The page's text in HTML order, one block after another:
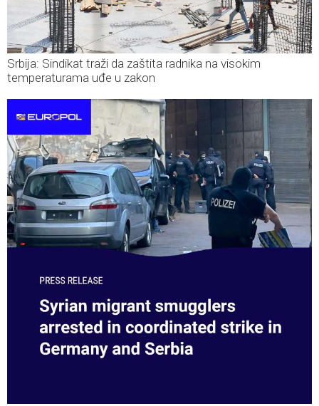
Srbija: Sindikat traži da zaštita radnika na visokim
temperaturama uđe u zakon